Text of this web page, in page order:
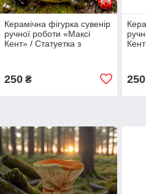
Керамічна фігурка сувенір
ручної роботи «Максі
Кент» / Статуетка з
250₴ 250